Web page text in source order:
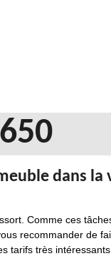
dans la
Comme ces
recommander de
tarifs très